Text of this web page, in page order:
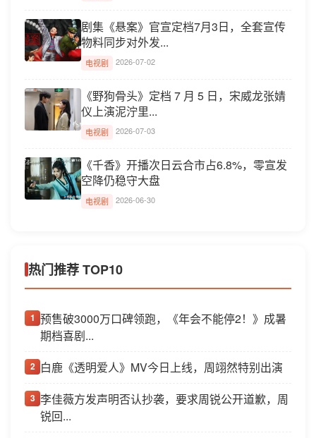
剧集《悬案》官宣定档7月3日，全套宣传
物料同步对外发...
电视剧 2026-07-02
《野狗骨头》定档 7 月 5 日，宋威龙张婧
仪上演泥泞里...
电视剧 2026-07-03
《千香》开播次日云合市占6.8%，零宣发
空降仍稳守大盘
电视剧 2026-06-30
热门推荐 TOP10
1 预售破3000万口碑领跑，《年会不能停2！》成暑
期档喜剧...
2 白鹿《透明爱人》MV今日上线，周翊然特别出演
3 李佳薇方发声明否认抄袭，要求周锐公开道歉，周
锐回...